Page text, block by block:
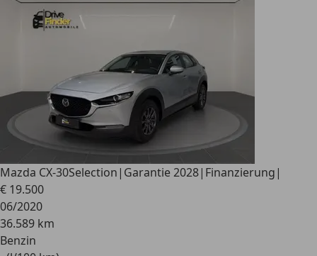
Mazda CX-30Selection|Garantie 2028|Finanzierung|
€ 19.500
06/2020
36.589 km
Benzin